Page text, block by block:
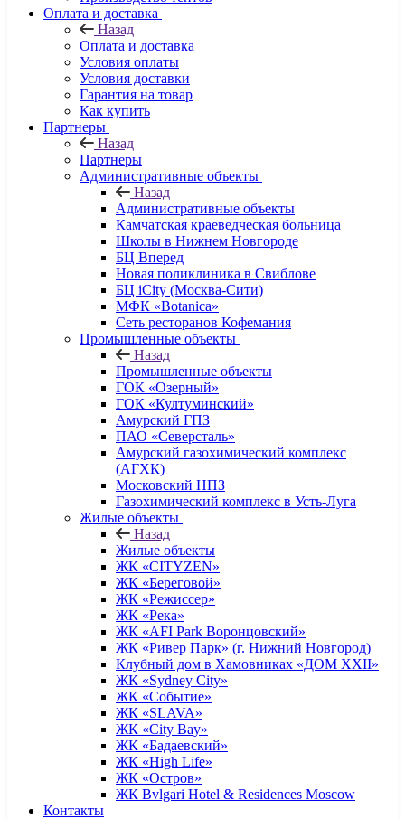
Оплата и доставка
Назад
Оплата и доставка
Условия оплаты
Условия доставки
Гарантия на товар
Как купить
Партнеры
Назад
Партнеры
Административные объекты
Назад
Административные объекты
Камчатская краеведческая больница
Школы в Нижнем Новгороде
БЦ Вперед
Новая поликлиника в Свиблове
БЦ iCity (Москва-Сити)
МФК «Botanica»
Сеть ресторанов Кофемания
Промышленные объекты
Назад
Промышленные объекты
ГОК «Озерный»
ГОК «Култуминский»
Амурский ГПЗ
ПАО «Северсталь»
Амурский газохимический комплекс
(АГХК)
Московский НПЗ
Газохимический комплекс в Усть-Луга
Жилые объекты
Назад
Жилые объекты
ЖК «CITYZEN»
ЖК «Береговой»
ЖК «Режиссер»
ЖК «Река»
ЖК «AFI Park Воронцовский»
ЖК «Ривер Парк» (г. Нижний Новгород)
Клубный дом в Хамовниках «ДОМ XXII»
ЖК «Sydney City»
ЖК «Событие»
ЖК «SLAVA»
ЖК «City Bay»
ЖК «Бадаевский»
ЖК «High Life»
ЖК «Остров»
ЖК Bvlgari Hotel & Residences Moscow
Контакты